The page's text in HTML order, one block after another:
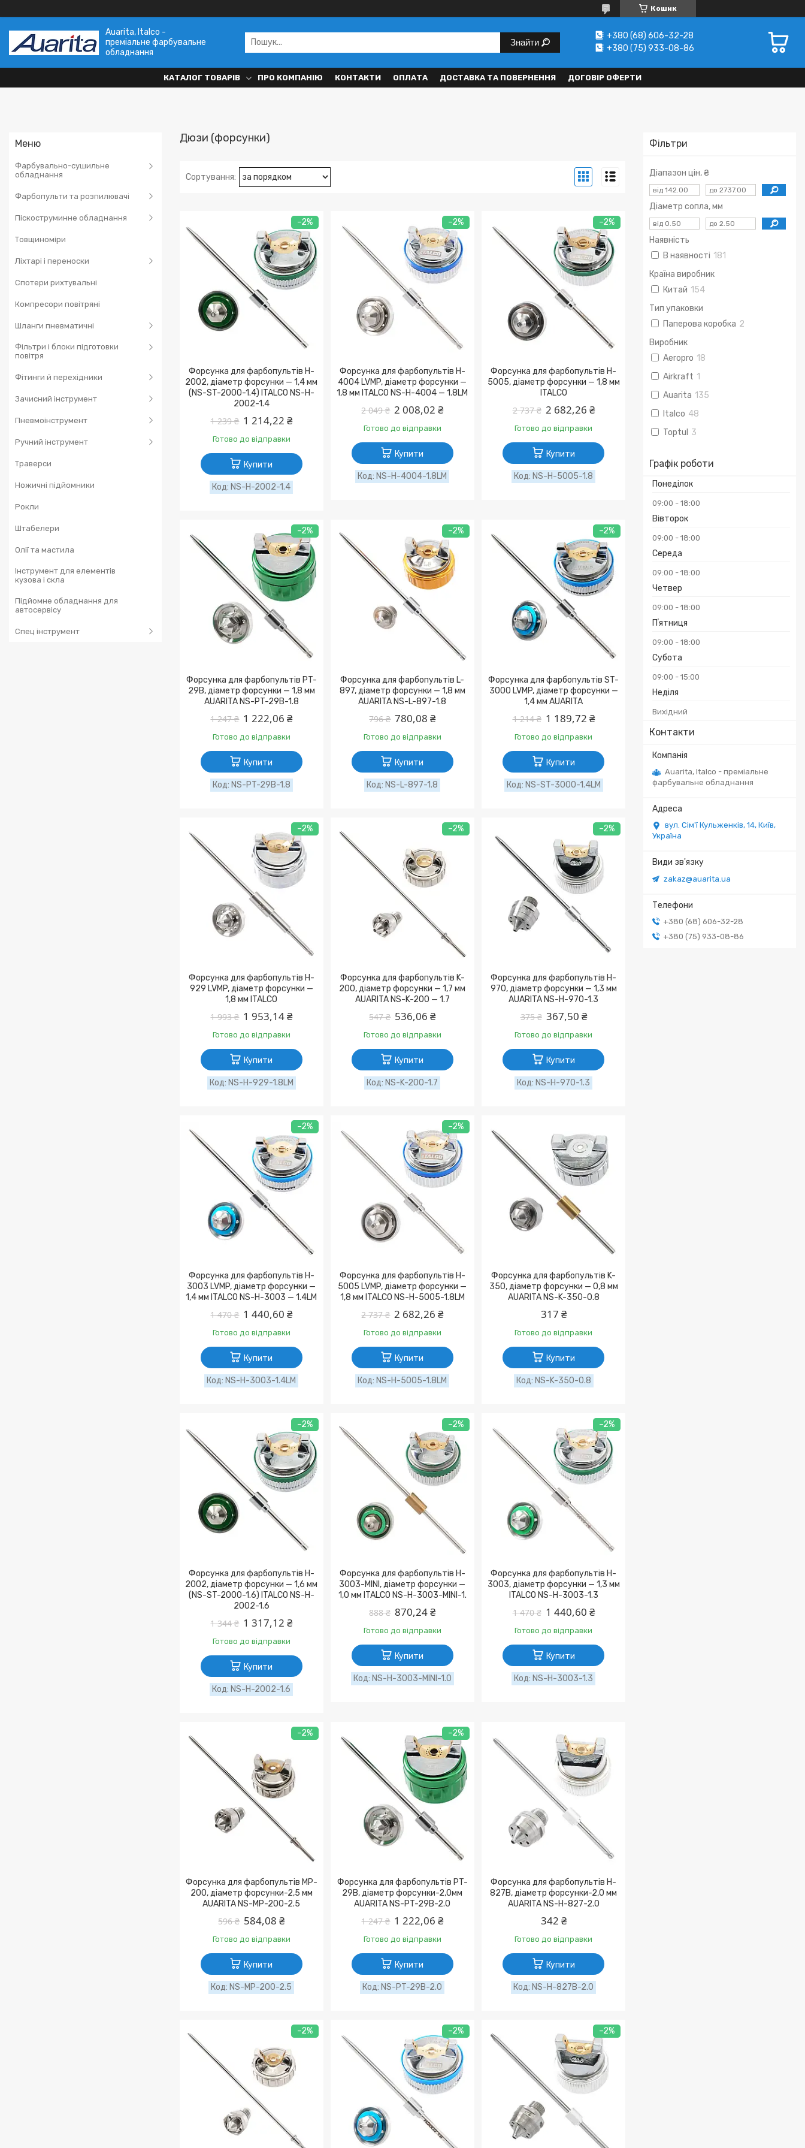
Кошик
Auarita, Italco -
преміальне фарбувальне
обладнання
Знайти
+380 (68) 606-32-28
+380 (75) 933-08-86
КАТАЛОГ ТОВАРІВ ПРО КОМПАНІЮ КОНТАКТИ ОПЛАТА ДОСТАВКА ТА ПОВЕРНЕННЯ ДОГОВІР ОФЕРТИ
Фарбувально-сушильне
обладнання
Фарбопульти та розпилювачі
Піскоструминне обладнання
Товщиноміри
Ліхтарі і переноски
Спотери рихтувальні
Компресори повітряні
Шланги пневматичні
Фільтри і блоки підготовки
повітря
Фітинги й перехідники
Зачисний інструмент
Пневмоінструмент
Ручний інструмент
Траверси
Ножичні підйомники
Рокли
Штабелери
Олії та мастила
Інструмент для елементів
кузова і скла
Підйомне обладнання для
автосервісу
Спец інструмент
Фільтри
Діапазон цін, ₴
Діаметр сопла, мм
Наявність
В наявності 181
Країна виробник
Китай 154
Тип упаковки
Паперова коробка 2
Виробник
Aeropro 18
Airkraft 1
Auarita 135
Italco 48
Toptul 3
Графік роботи
Понеділок
09:00 18:00
Вівторок
09:00 18:00
Середа
09:00 18:00
Четвер
09:00 18:00
Пʼятниця
09:00 18:00
Субота
09:00 15:00
Неділя
Вихідний
Контакти
Auarita, Italco - преміальне
фарбувальне обладнання
вул. Сім'ї Кульженків, 14, Київ,
Україна
zakaz@auarita.ua
+380 (68) 606-32-28
+380 (75) 933-08-86
Дюзи (форсунки)
–2%
Форсунка для фарбопультів H-
2002, діаметр форсунки — 1,4 мм
(NS-ST-2000-1.4) ITALCO NS-H-
2002-1.4
1 239 ₴ 1 214,22 ₴
Готово до відправки
Купити
NS-H-2002-1.4
–2%
Форсунка для фарбопультів H-
4004 LVMP, діаметр форсунки —
1,8 мм ITALCO NS-H-4004 — 1.8LM
2 049 ₴ 2 008,02 ₴
Готово до відправки
Купити
NS-H-4004-1.8LM
–2%
Форсунка для фарбопультів H-
5005, діаметр форсунки — 1,8 мм
ITALCO
2 737 ₴ 2 682,26 ₴
Готово до відправки
Купити
NS-H-5005-1.8
–2%
Форсунка для фарбопультів PT-
29B, діаметр форсунки — 1,8 мм
AUARITA NS-PT-29B-1.8
1 247 ₴ 1 222,06 ₴
Готово до відправки
Купити
NS-PT-29B-1.8
–2%
Форсунка для фарбопультів L-
897, діаметр форсунки — 1,8 мм
AUARITA NS-L-897-1.8
796 ₴ 780,08 ₴
Готово до відправки
Купити
NS-L-897-1.8
–2%
Форсунка для фарбопультів ST-
3000 LVMP, діаметр форсунки —
1,4 мм AUARITA
1 214 ₴ 1 189,72 ₴
Готово до відправки
Купити
NS-ST-3000-1.4LM
–2%
Форсунка для фарбопультів H-
929 LVMP, діаметр форсунки —
1,8 мм ITALCO
1 993 ₴ 1 953,14 ₴
Готово до відправки
Купити
NS-H-929-1.8LM
–2%
Форсунка для фарбопультів K-
200, діаметр форсунки — 1,7 мм
AUARITA NS-K-200 — 1.7
547 ₴ 536,06 ₴
Готово до відправки
Купити
NS-K-200-1.7
–2%
Форсунка для фарбопультів H-
970, діаметр форсунки — 1,3 мм
AUARITA NS-H-970-1.3
375 ₴ 367,50 ₴
Готово до відправки
Купити
NS-H-970-1.3
–2%
Форсунка для фарбопультів H-
3003 LVMP, діаметр форсунки —
1,4 мм ITALCO NS-H-3003 — 1.4LM
1 470 ₴ 1 440,60 ₴
Готово до відправки
Купити
NS-H-3003-1.4LM
–2%
Форсунка для фарбопультів H-
5005 LVMP, діаметр форсунки —
1,8 мм ITALCO NS-H-5005-1.8LM
2 737 ₴ 2 682,26 ₴
Готово до відправки
Купити
NS-H-5005-1.8LM
Форсунка для фарбопультів K-
350, діаметр форсунки — 0,8 мм
AUARITA NS-K-350-0.8
317 ₴
Готово до відправки
Купити
NS-K-350-0.8
–2%
Форсунка для фарбопультів H-
2002, діаметр форсунки — 1,6 мм
(NS-ST-2000-1.6) ITALCO NS-H-
2002-1.6
1 344 ₴ 1 317,12 ₴
Готово до відправки
Купити
NS-H-2002-1.6
–2%
Форсунка для фарбопультів H-
3003-MINI, діаметр форсунки —
1,0 мм ITALCO NS-H-3003-MINI-1.
888 ₴ 870,24 ₴
Готово до відправки
Купити
NS-H-3003-MINI-1.0
–2%
Форсунка для фарбопультів H-
3003, діаметр форсунки — 1,3 мм
ITALCO NS-H-3003-1.3
1 470 ₴ 1 440,60 ₴
Готово до відправки
Купити
NS-H-3003-1.3
–2%
Форсунка для фарбопультів MP-
200, діаметр форсунки-2,5 мм
AUARITA NS-MP-200-2.5
596 ₴ 584,08 ₴
Готово до відправки
Купити
NS-MP-200-2.5
–2%
Форсунка для фарбопультів PT-
29B, діаметр форсунки-2,0мм
AUARITA NS-PT-29B-2.0
1 247 ₴ 1 222,06 ₴
Готово до відправки
Купити
NS-PT-29B-2.0
Форсунка для фарбопультів H-
827B, діаметр форсунки-2,0 мм
AUARITA NS-H-827-2.0
342 ₴
Готово до відправки
Купити
NS-H-827B-2.0
–2% –2% –2%